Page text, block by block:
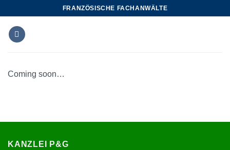
Inhalt
springen
FRANZÖSISCHE FACHANWÄLTE
Coming soon…
KANZLEI P&G